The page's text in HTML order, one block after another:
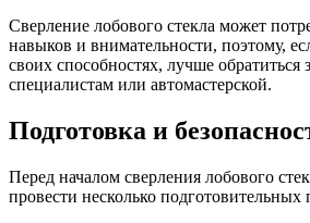
Сверление лобового стекла может
навыков и внимательности, поэтому,
своих способностях, лучше
специалистам или автомастерской.
Подготовка и
Перед началом сверления лобового
провести несколько подготовительных